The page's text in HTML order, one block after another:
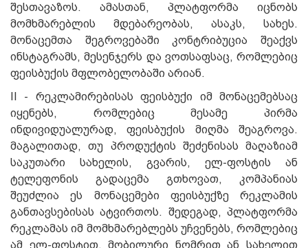
შესთავაზოს. ამასთან, პლატფორმა იცნობს
მომხმარებლის მდებარეობას, ასაკს, სახეს.
მონაცემთა შეგროვებაში კონტრიბუცია შეაქვს
ინსტაგრამს, მესენჯერს და ვოთსაფსაც, რომლებიც
ფეისბუქის მფლობელობაში არიან.
II - რეკლამირებისას ფეისბუქი იმ მონაცემებსაც
იყენებს, რომლებიც მესამე პირმა
ინდივიდუალურად, ფეისბუქის მიღმა შეაგროვა.
მაგალითად, თუ პროდუქტის შეძენისას მაღაზიამ
საკუთარი სახელის, გვარის, ელ-ფოსტის ან
ტელეფონის გადაცემა გთხოვათ, კომპანიას
შეუძლია ეს მონაცემები ფეისბუქზე რეკლამის
განთავსებისას ატვირთოს. შედეგად, პლატფორმა
რეკლამას იმ მომხმარებლებს უჩვენებს, რომლებიც
ამ ელ-ფოსტით, მობილური ნომრით ან სახელით